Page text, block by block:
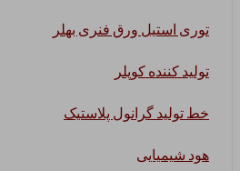
توری استیل ورق فنری بهلر
تولید کننده کوپلر
خط تولید گرانول پلاستیک
هود شیمیایی